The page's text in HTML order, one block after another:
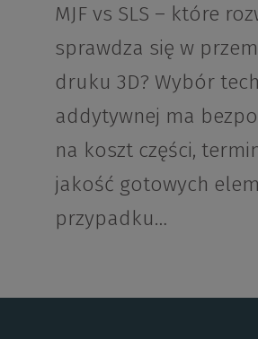
MJF vs SLS – które
sprawdza się w
druku 3D? Wybór
addytywnej ma
na koszt części,
jakość gotowych
przypadku…